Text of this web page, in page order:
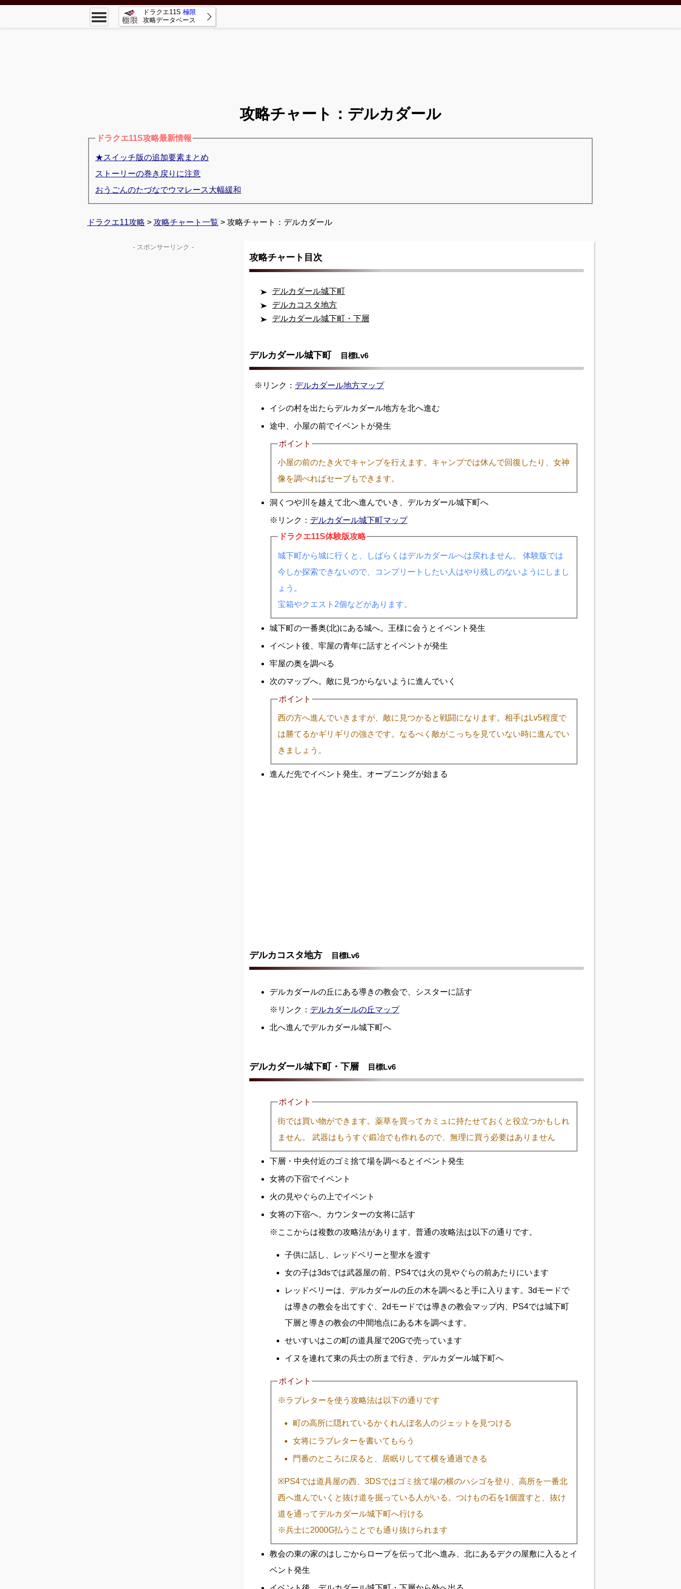
| 極限攻略 ドラクエ11S 極限
攻略データベース
攻略チャート：デルカダール
ドラクエ11S攻略最新情報
★スイッチ版の追加要素まとめ
ストーリーの巻き戻りに注意
おうごんのたづなでウマレース大幅緩和
ドラクエ11攻略 > 攻略チャート一覧 > 攻略チャート：デルカダール
攻略チャート目次
デルカダール城下町
デルカコスタ地方
デルカダール城下町・下層
デルカダール城下町 目標Lv6
※リンク： デルカダール地方マップ
イシの村を出たらデルカダール地方を北へ進む
途中、小屋の前でイベントが発生
ポイント
小屋の前のたき火でキャンプを行えます。キャンプでは休んで回復したり、女神
像を調べればセーブもできます。
洞くつや川を越えて北へ進んでいき、デルカダール城下町へ
※リンク： デルカダール城下町マップ
ドラクエ11S体験版攻略
城下町から城に行くと、しばらくはデルカダールへは戻れません。 体験版では
今しか探索できないので、コンプリートしたい人はやり残しのないようにしまし
ょう。
宝箱やクエスト2個などがあります。
城下町の一番奥(北)にある城へ。王様に会うとイベント発生
イベント後、牢屋の青年に話すとイベントが発生
牢屋の奥を調べる
次のマップへ。敵に見つからないように進んでいく
ポイント
西の方へ進んでいきますが、敵に見つかると戦闘になります。相手はLv5程度で
は勝てるかギリギリの強さです。なるべく敵がこっちを見ていない時に進んでい
きましょう。
進んだ先でイベント発生。オープニングが始まる
デルカコスタ地方 目標Lv6
デルカダールの丘にある導きの教会で、シスターに話す
※リンク： デルカダールの丘マップ
北へ進んでデルカダール城下町へ
デルカダール城下町・下層 目標Lv6
ポイント
街では買い物ができます。薬草を買ってカミュに持たせておくと役立つかもしれ
ません。 武器はもうすぐ鍛冶でも作れるので、無理に買う必要はありません
下層・中央付近のゴミ捨て場を調べるとイベント発生
女将の下宿でイベント
火の見やぐらの上でイベント
女将の下宿へ。カウンターの女将に話す
※ここからは複数の攻略法があります。普通の攻略法は以下の通りです。
子供に話し、レッドベリーと聖水を渡す
女の子は3dsでは武器屋の前、PS4では火の見やぐらの前あたりにいます
レッドベリーは、デルカダールの丘の木を調べると手に入ります。3dモードで
は導きの教会を出てすぐ、2dモードでは導きの教会マップ内、PS4では城下町
下層と導きの教会の中間地点にある木を調べます。
せいすいはこの町の道具屋で20Gで売っています
イヌを連れて東の兵士の所まで行き、デルカダール城下町へ
ポイント
※ラブレターを使う攻略法は以下の通りです
町の高所に隠れているかくれんぼ名人のジェットを見つける
女将にラブレターを書いてもらう
門番のところに戻ると、居眠りしてて横を通過できる
※PS4では道具屋の西、3DSではゴミ捨て場の横のハシゴを登り、高所を一番北
西へ進んでいくと抜け道を掘っている人がいる。つけもの石を1個渡すと、抜け
道を通ってデルカダール城下町へ行ける
※兵士に2000G払うことでも通り抜けられます
教会の東の家のはしごからロープを伝って北へ進み、北にあるデクの屋敷に入るとイ
ベント発生
- スポンサーリンク -